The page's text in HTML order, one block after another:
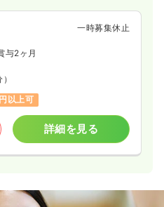
ります。
一時募集休止
与2ヶ月
以上可
詳細を見る